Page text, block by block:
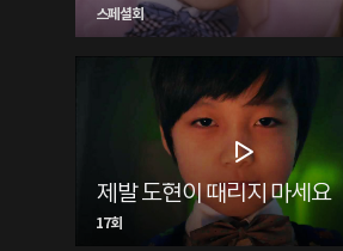
스페셜회
제발 도현이 때리지 마세요
17회